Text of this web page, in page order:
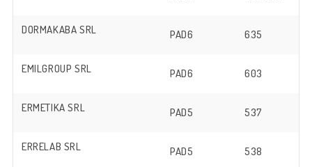
DORMAKABA SRL PAD6 635
EMILGROUP SRL PAD6 603
ERMETIKA SRL PAD5 537
ERRELAB SRL PAD5 538